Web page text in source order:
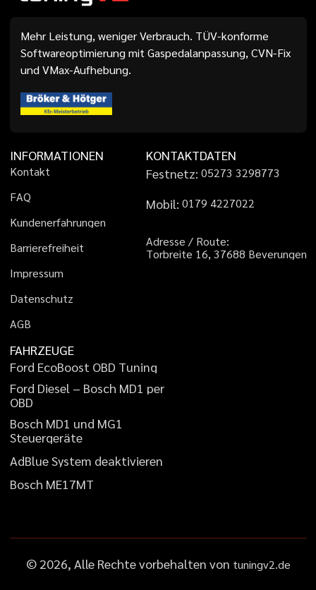
Mehr Leistung, weniger Verbrauch. TÜV-konforme
Softwareoptimierung mit Gaspedalanpassung, CVN-Fix
und VMax-Aufhebung.
INFORMATIONEN
Kontakt
FAQ
Kundenerfahrungen
Barrierefreiheit
Impressum
Datenschutz
AGB
KONTAKTDATEN
Festnetz: 05273 3298773
Mobil: 01 79 4227022
Adresse / Route:
Torbreite 16, 37688 Beverungen
FAHRZEUGE
Ford EcoBoost OBD Tuning
Ford Diesel – Bosch MD1 per
OBD
Bosch MD1 und MG1
Steuergeräte
AdBlueSystem deaktivieren
Bosch ME17MT
© 2026, Alle Rechte vorbehalten von tuningv2.de